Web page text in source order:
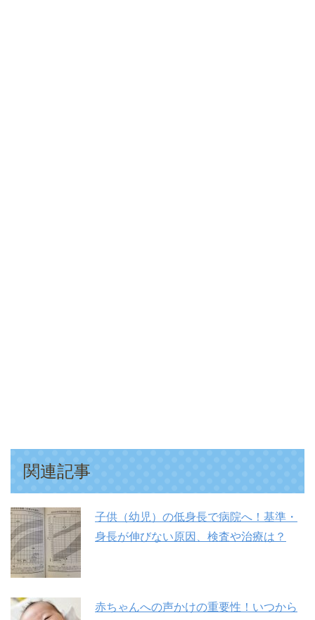
関連記事
子供（幼児）の低身長で病院へ！基準・
身長が伸びない原因、検査や治療は？
赤ちゃんへの声かけの重要性！いつから